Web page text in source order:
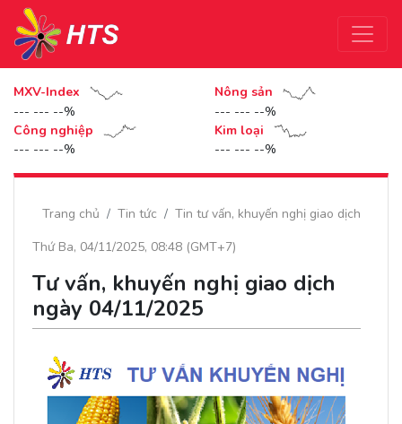
MXV-Index
--- --- --%
Nông sản
--- --- --%
Công nghiệp
--- --- --%
Kim loại
--- --- --%
Trang chủ Tin tức
Tin tư vấn, khuyến nghị giao dịch
Thứ Ba, 04/11/2025, 08:48 (GMT+7)
Tư vấn, khuyến nghị giao dịch
ngày 04/11/2025